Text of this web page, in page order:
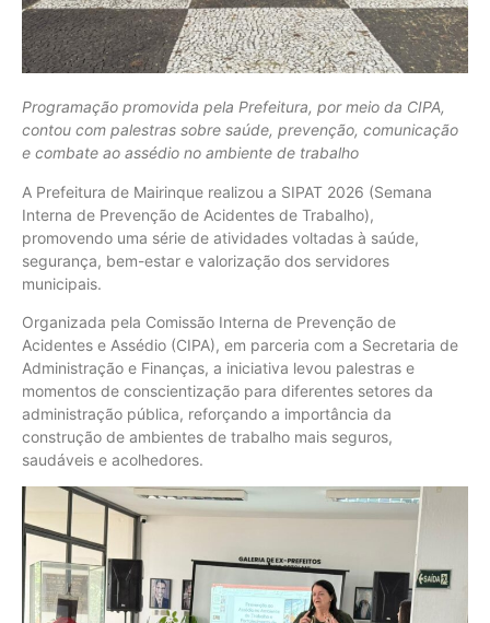
Programação promovida pela Prefeitura, por meio da CIPA,
contou com palestras sobre saúde, prevenção, comunicação
e combate ao assédio no ambiente de trabalho
A Prefeitura de Mairinque realizou a SIPAT 2026 (Semana
Interna de Prevenção de Acidentes de Trabalho),
promovendo uma série de atividades voltadas à saúde,
segurança, bem-estar e valorização dos servidores
municipais.
Organizada pela Comissão Interna de Prevenção de
Acidentes e Assédio (CIPA), em parceria com a Secretaria de
Administração e Finanças, a iniciativa levou palestras e
momentos de conscientização para diferentes setores da
administração pública, reforçando a importância da
construção de ambientes de trabalho mais seguros,
saudáveis e acolhedores.